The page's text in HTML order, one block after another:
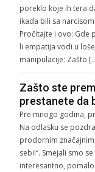
poreklo koje ih tera
ikada bili sa
Pročitajte i ovo: Gde
li empatija vodi u
manipulacije: Zašto
Zašto ste
prestanete da
Pre mnogo godina,
Na odlasku se
prodornim
sebi!“. Smejali smo
interesantno,